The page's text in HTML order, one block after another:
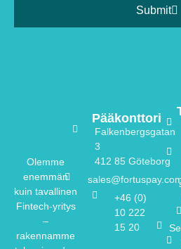
Submit
Olemme
enemmän
kuin tavallinen
Fintech-yritys
–
rakennamme
Pääkonttori
Falkenbergsgatan
3
412 85 Göteborg
+46 (0)
10 222
15 20